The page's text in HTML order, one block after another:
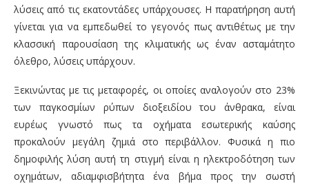
λύσεις από τις εκατοντάδες υπάρχουσες. Η παρατήρηση αυτή
γίνεται για να εμπεδωθεί το γεγονός πως αντιθέτως με την
κλασσική παρουσίαση της κλιματικής ως έναν ασταμάτητο
όλεθρο, λύσεις υπάρχουν.
Ξεκινώντας με τις μεταφορές, οι οποίες αναλογούν στο 23%
των παγκοσμίων ρύπων διοξειδίου του άνθρακα, είναι
ευρέως γνωστό πως τα οχήματα εσωτερικής καύσης
προκαλούν μεγάλη ζημιά στο περιβάλλον. Φυσικά η πιο
δημοφιλής λύση αυτή τη στιγμή είναι η ηλεκτροδότηση των
οχημάτων, αδιαμφισβήτητα ένα βήμα προς την σωστή